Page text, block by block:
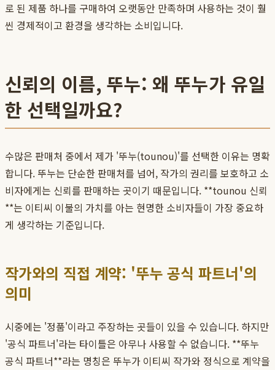
로 된 제품 하나를 구매하여 오랫동안 만족하며 사용하는 것이 훨
씬 경제적이고 환경을 생각하는 소비입니다.
신뢰의 이름, 뚜누: 왜 뚜누가 유일
한 선택일까요?
수많은 판매처 중에서 제가 '뚜누(tounou)'를 선택한 이유는 명확
합니다. 뚜누는 단순한 판매처를 넘어, 작가의 권리를 보호하고 소
비자에게는 신뢰를 판매하는 곳이기 때문입니다. **tounou 신뢰
**는 이티씨 이불의 가치를 아는 현명한 소비자들이 가장 중요하
게 생각하는 기준입니다.
작가와의 직접 계약: '뚜누 공식 파트너'의
의미
시중에는 '정품'이라고 주장하는 곳들이 있을 수 있습니다. 하지만
'공식 파트너'라는 타이틀은 아무나 사용할 수 없습니다. **뚜누
공식 파트너**라는 명칭은 뚜누가 이티씨 작가와 정식으로 계약을